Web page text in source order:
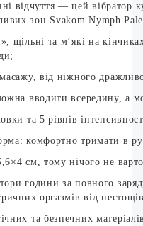
відчуття — цей
зон Svakom Nymph
щільні та м’які на
масажу, від ніжного
вводити всередину, а
та 5 рівнів
комфортно тримати в
см, тому нічого не
години за повного
оргазмів від
та безпечних